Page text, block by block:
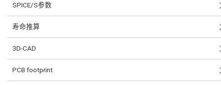
SPICE/S参数
寿命推算
3D-CAD
PCB footprint